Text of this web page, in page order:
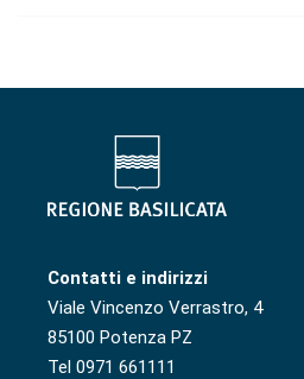
Contatti e indirizzi
Viale Vincenzo Verrastro, 4
85100 Potenza PZ
Tel 0971 661111